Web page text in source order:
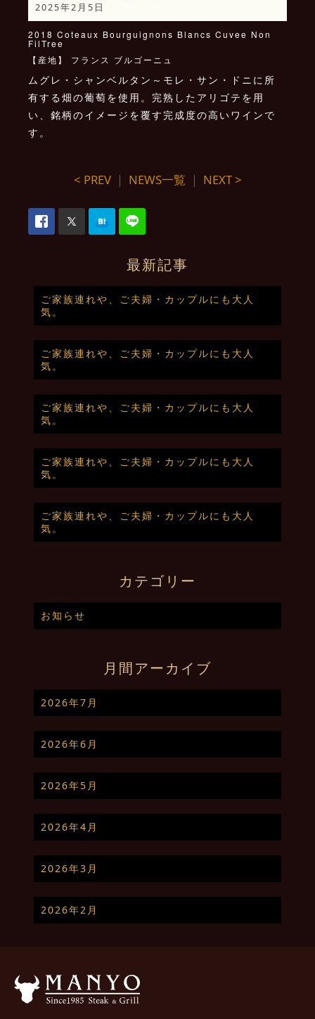
2025年2月5日
2018 Coteaux Bourguignons Blancs Cuvee Non
FilTree
【産地】 フランス ブルゴーニュ
ムグレ・シャンベルタン～モレ・サン・ドニに所
有する畑の葡萄を使用。完熟したアリゴテを用
い、銘柄のイメージを覆す完成度の高いワインで
す。
< PREV｜ NEWS一覧 ｜ NEXT >
最新記事
ご家族連れや、ご夫婦・カップルにも大人
気。
ご家族連れや、ご夫婦・カップルにも大人
気。
ご家族連れや、ご夫婦・カップルにも大人
気。
ご家族連れや、ご夫婦・カップルにも大人
気。
ご家族連れや、ご夫婦・カップルにも大人
気。
カテゴリー
お知らせ
月間アーカイブ
2026年7月
2026年6月
2026年5月
2026年4月
2026年3月
2026年2月